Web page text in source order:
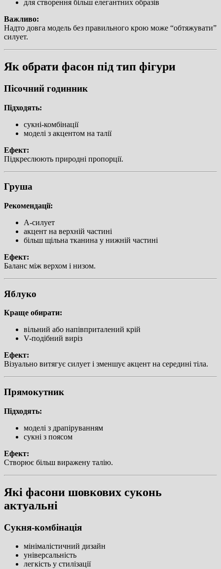
для створення більш елегантних образів
Важливо:
Надто довга модель без правильного крою може “обтяжувати”
силует.
Як обрати фасон під тип фігури
Пісочний годинник
Підходять:
сукні-комбінації
моделі з акцентом на талії
Ефект:
Підкреслюють природні пропорції.
Груша
Рекомендації:
А-силует
акцент на верхній частині
більш щільна тканина у нижній частині
Ефект:
Баланс між верхом і низом.
Яблуко
Краще обирати:
вільний або напівприталений крій
V-подібний виріз
Ефект:
Візуально витягує силует і зменшує акцент на середині тіла.
Прямокутник
Підходять:
моделі з драпіруванням
сукні з поясом
Ефект:
Створює більш виражену талію.
Які фасони шовкових суконь
актуальні
Сукня-комбінація
мінімалістичний дизайн
універсальність
легкість у стилізації